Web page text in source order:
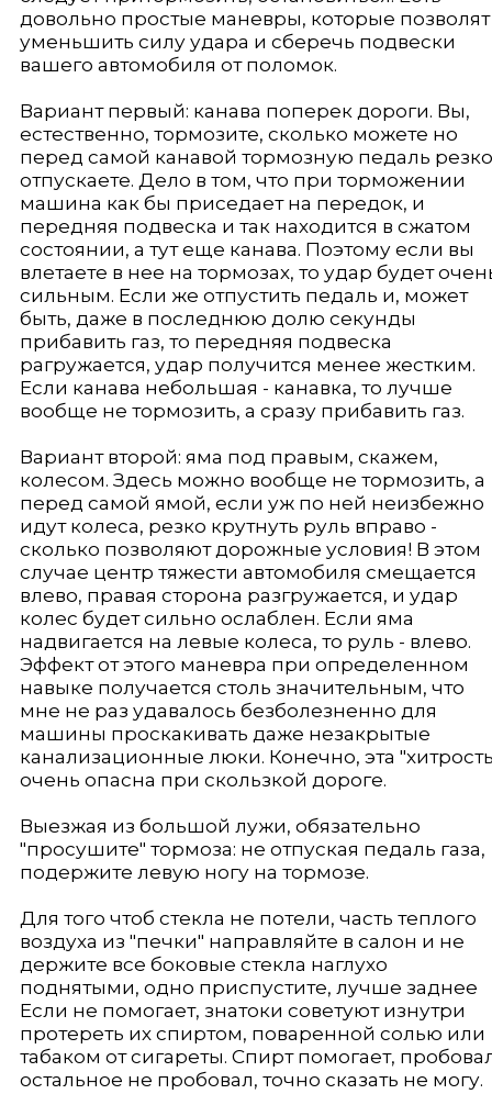
довольно простые маневры, которые позволят
уменьшить силу удара и сберечь подвески
вашего автомобиля от поломок.
Вариант первый: канава поперек дороги. Вы,
естественно, тормозите, сколько можете но
перед самой канавой тормозную педаль резко
отпускаете. Дело в том, что при торможении
машина как бы приседает на передок, и
передняя подвеска и так находится в сжатом
состоянии, а тут еще канава. Поэтому если вы
влетаете в нее на тормозах, то удар будет
сильным. Если же отпустить педаль и, может
быть, даже в последнюю долю секунды
прибавить газ, то передняя подвеска
рагружается, удар получится менее жестким.
Если канава небольшая - канавка, то лучше
вообще не тормозить, а сразу прибавить газ.
Вариант второй: яма под правым, скажем,
колесом. Здесь можно вообще не тормозить, а
перед самой ямой, если уж по ней неизбежно
идут колеса, резко крутнуть руль вправо -
сколько позволяют дорожные условия! В этом
случае центр тяжести автомобиля смещается
влево, правая сторона разгружается, и удар
колес будет сильно ослаблен. Если яма
надвигается на левые колеса, то руль - влево.
Эффект от этого маневра при определенном
навыке получается столь значительным, что
мне не раз удавалось безболезненно для
машины проскакивать даже незакрытые
канализационные люки. Конечно, эта
очень опасна при скользкой дороге.
Выезжая из большой лужи, обязательно
"просушите" тормоза: не отпуская педаль газа,
подержите левую ногу на тормозе.
Для того чтоб стекла не потели, часть теплого
воздуха из "печки" направляйте в салон и не
держите все боковые стекла наглухо
поднятыми, одно приспустите, лучше заднее
Если не помогает, знатоки советуют изнутри
протереть их спиртом, поваренной солью или
табаком от сигареты. Спирт помогает,
остальное не пробовал, точно сказать не могу.